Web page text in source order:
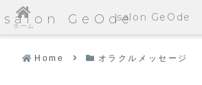
salon GeOde
Home オラクルメッセージ
ホーム
salon GeOde